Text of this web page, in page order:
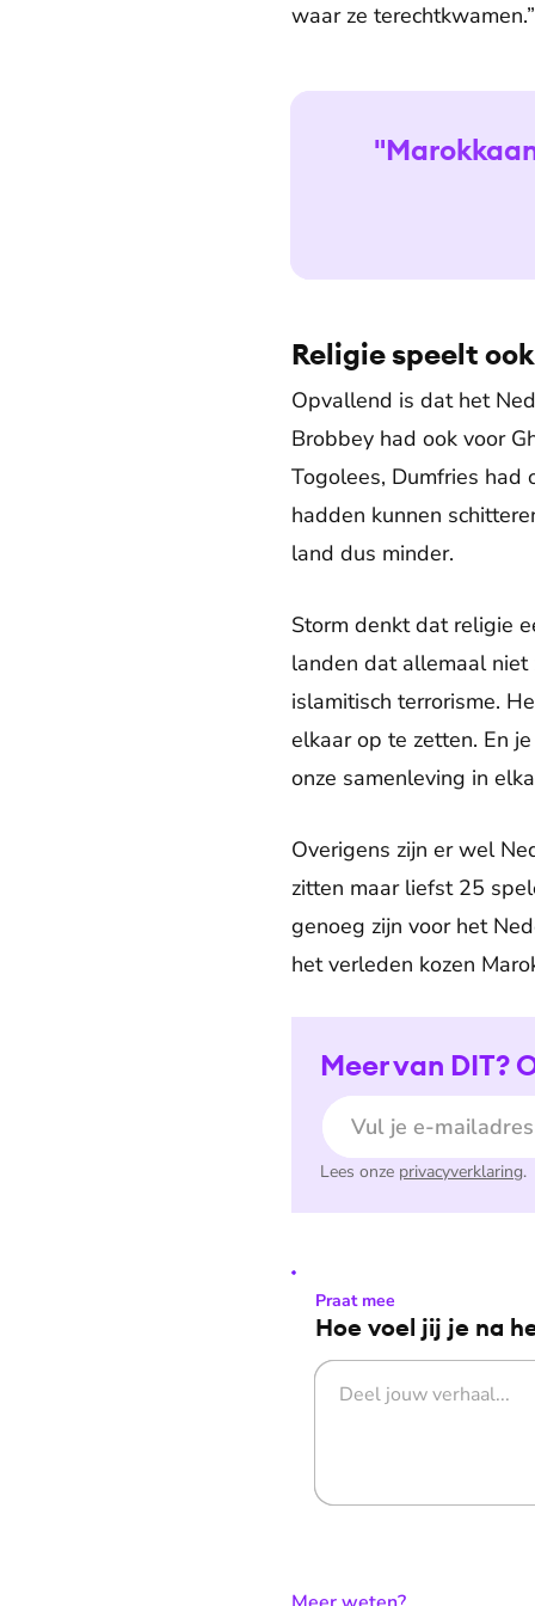
waar ze terechtkwamen.”
Religie speelt
Opvallend is dat het
Brobbey had ook voor
Togolees, Dumfries had
hadden kunnen
land dus minder.
Storm denkt dat religie
landen dat allemaal
islamitisch terrorisme.
elkaar op te zetten. En
onze samenleving in
Overigens zijn er wel
zitten maar liefst 25
genoeg zijn voor het
het verleden kozen
Meer van DIT?
E-mailadres
Lees onze privacyverklaring.
Praat mee
Hoe voel jij je na